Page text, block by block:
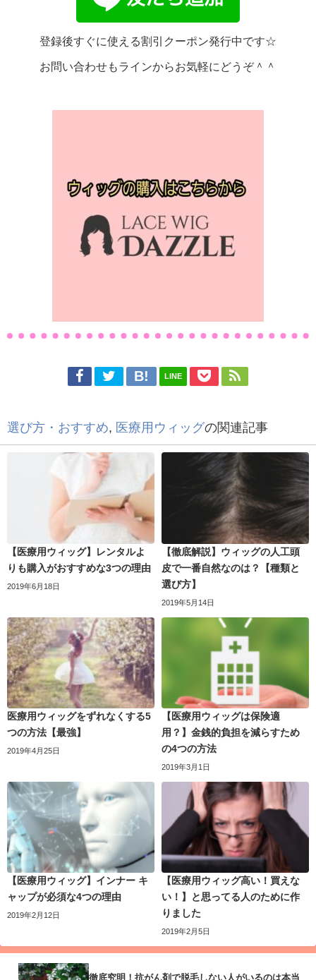
登録後すぐに使える割引クーポン発行中です☆
お問い合わせもラインからお気軽にどうぞ＾＾
LINE
選び方・おすすめ, 医療用ウィッグの関連記事
【医療用ウィッグ】レンタルよ
りも購入がおすすめな3つの理由
2019年6月18日
【徹底解説】ウィッグの人工頭
皮で一番自然なのは？【種類と
選び方】
2019年5月14日
医療用ウィッグをずれなくする5
つの方法【最強】
2019年4月25日
【医療用ウィッグは保険適
用？】金銭的負担を減らすため
の4つの方法
2019年3月1日
【医療用ウィッグ】インナー キ
ャップが必須な4つの理由
2019年2月12日
【医療用ウィッグ高い！買えな
い！】と思ってる人のために作
りました
2019年2月5日
徹底究明！抗がん剤で脱毛しない人がいるのは本当